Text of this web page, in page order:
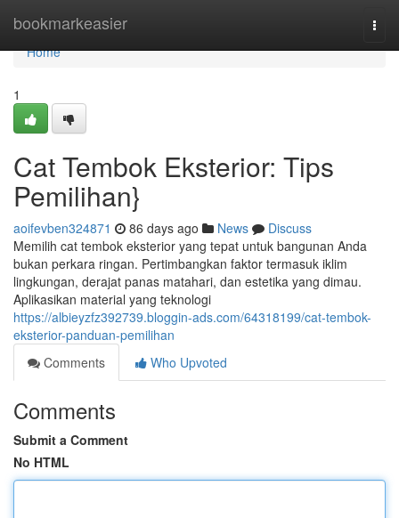
bookmarkeasier
Home
Home
1
Cat Tembok Eksterior: Tips
Pemilihan}
aoifevben324871 86 days ago News
Discuss
Memilih cat tembok eksterior yang tepat untuk bangunan Anda
bukan perkara ringan. Pertimbangkan faktor termasuk iklim
lingkungan, derajat panas matahari, dan estetika yang dimau.
Aplikasikan material yang teknologi
https://albieyzfz392739.bloggin-ads.com/64318199/cat-tembok-
eksterior-panduan-pemilihan
Comments
Who Upvoted
Comments
Submit a Comment
No HTML